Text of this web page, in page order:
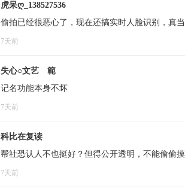
虎呆ღ_138527536
偷拍已经很恶心了，现在还搞实时人脸识别，真
7天前
失心○文艺ゞ範
记名功能本身不坏
7天前
科比在复读
帮社恐认人不也挺好？但得公开透明，不能偷偷摸
7天前